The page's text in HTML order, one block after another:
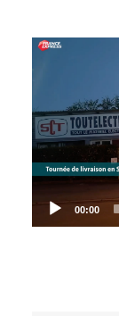
Video
00:00